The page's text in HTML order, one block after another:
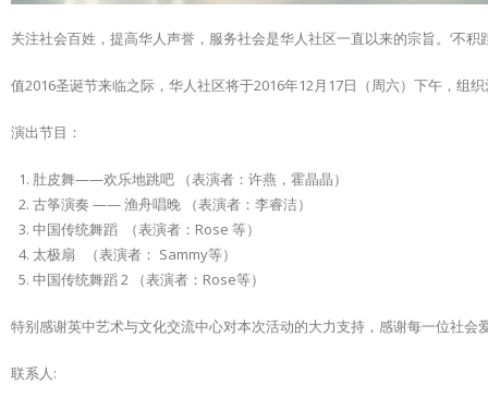
关注社会百姓，提高华人声誉，服务社会是华人社区一直以来的宗旨。‘不
值2016圣诞节来临之际，华人社区将于2016年12月17日（周六）下午，
演出节目：
肚皮舞——欢乐地跳吧 （表演者：许燕，霍晶晶）
古筝演奏 —— 渔舟唱晚 （表演者：李睿洁）
中国传统舞蹈 （表演者：Rose 等）
太极扇 （表演者： Sammy等）
中国传统舞蹈 2 （表演者：Rose等）
特别感谢英中艺术与文化交流中心对本次活动的大力支持，感谢每一位社
联系人: